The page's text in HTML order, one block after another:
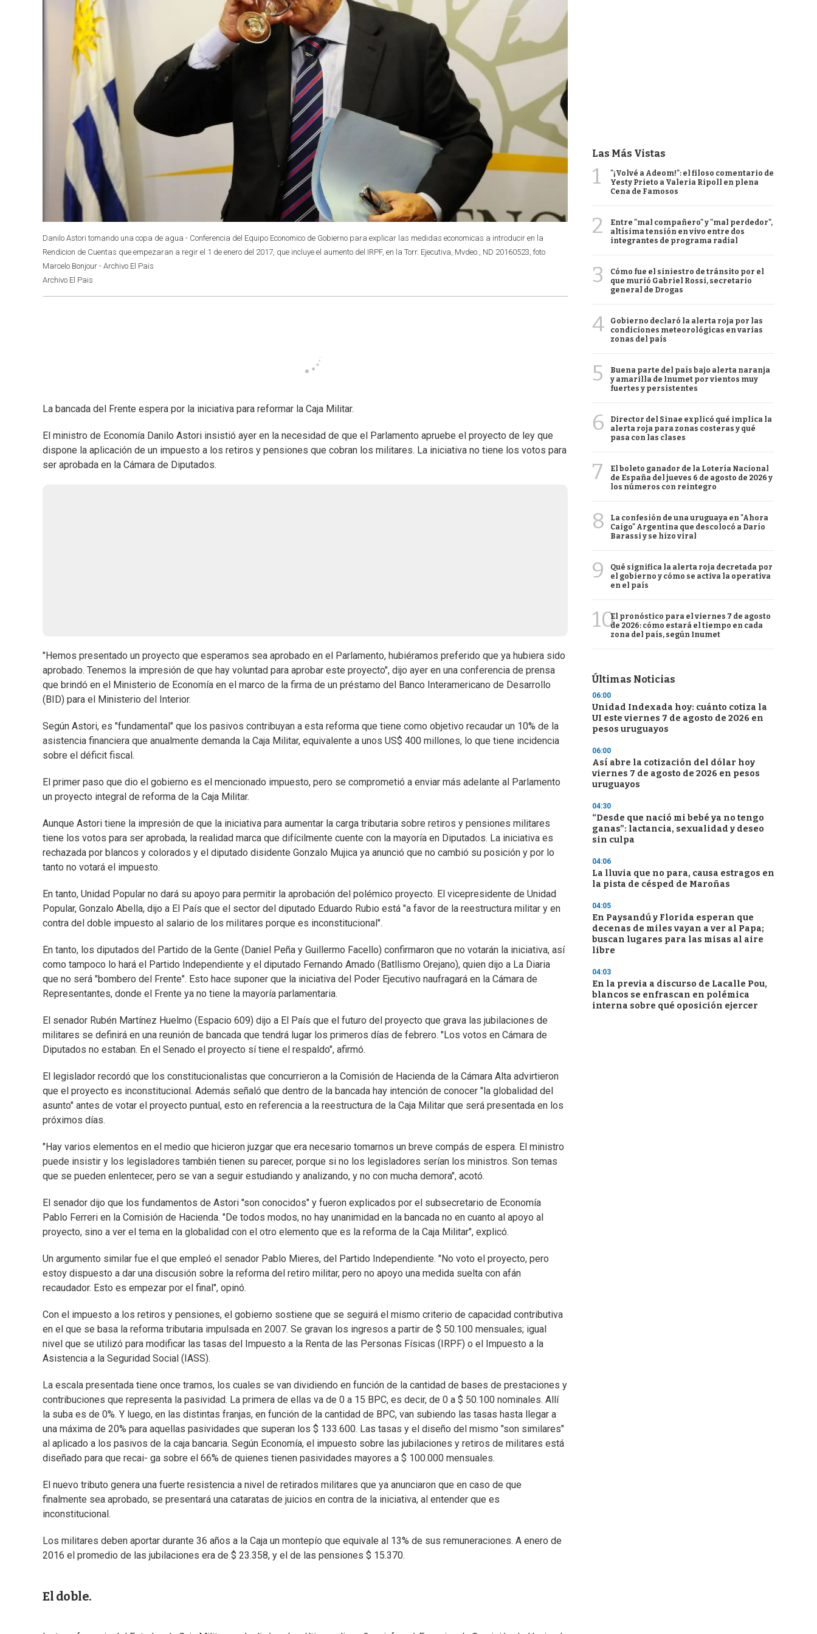
Danilo Astori tomando una copa de agua - Conferencia del Equipo Economico de Gobierno para explicar las medidas economicas a introducir en la
Rendicion de Cuentas que empezaran a regir el 1 de enero del 2017, que incluye el aumento del IRPF, en la Torr. Ejecutiva, Mvdeo., ND 20160523, foto
Marcelo Bonjour - Archivo El Pais
Archivo El Pais
La bancada del Frente espera por la iniciativa para reformar la Caja Militar.
El ministro de Economía Danilo Astori insistió ayer en la necesidad de que el Parlamento apruebe el proyecto de ley que
dispone la aplicación de un impuesto a los retiros y pensiones que cobran los militares. La iniciativa no tiene los votos para
ser aprobada en la Cámara de Diputados.
"Hemos presentado un proyecto que esperamos sea aprobado en el Parlamento, hubiéramos preferido que ya hubiera sido
aprobado. Tenemos la impresión de que hay voluntad para aprobar este proyecto", dijo ayer en una conferencia de prensa
que brindó en el Ministerio de Economía en el marco de la firma de un préstamo del Banco Interamericano de Desarrollo
(BID) para el Ministerio del Interior.
Según Astori, es "fundamental" que los pasivos contribuyan a esta reforma que tiene como objetivo recaudar un 10% de la
asistencia financiera que anualmente demanda la Caja Militar, equivalente a unos US$ 400 millones, lo que tiene incidencia
sobre el déficit fiscal.
El primer paso que dio el gobierno es el mencionado impuesto, pero se comprometió a enviar más adelante al Parlamento
un proyecto integral de reforma de la Caja Militar.
Aunque Astori tiene la impresión de que la iniciativa para aumentar la carga tributaria sobre retiros y pensiones militares
tiene los votos para ser aprobada, la realidad marca que difícilmente cuente con la mayoría en Diputados. La iniciativa es
rechazada por blancos y colorados y el diputado disidente Gonzalo Mujica ya anunció que no cambió su posición y por lo
tanto no votará el impuesto.
En tanto, Unidad Popular no dará su apoyo para permitir la aprobación del polémico proyecto. El vicepresidente de Unidad
Popular, Gonzalo Abella, dijo a El País que el sector del diputado Eduardo Rubio está "a favor de la reestructura militar y en
contra del doble impuesto al salario de los militares porque es inconstitucional".
En tanto, los diputados del Partido de la Gente (Daniel Peña y Guillermo Facello) confirmaron que no votarán la iniciativa, así
como tampoco lo hará el Partido Independiente y el diputado Fernando Amado (Batllismo Orejano), quien dijo a La Diaria
que no será "bombero del Frente". Esto hace suponer que la iniciativa del Poder Ejecutivo naufragará en la Cámara de
Representantes, donde el Frente ya no tiene la mayoría parlamentaria.
El senador Rubén Martínez Huelmo (Espacio 609) dijo a El País que el futuro del proyecto que grava las jubilaciones de
militares se definirá en una reunión de bancada que tendrá lugar los primeros días de febrero. "Los votos en Cámara de
Diputados no estaban. En el Senado el proyecto sí tiene el respaldo", afirmó.
El legislador recordó que los constitucionalistas que concurrieron a la Comisión de Hacienda de la Cámara Alta advirtieron
que el proyecto es inconstitucional. Además señaló que dentro de la bancada hay intención de conocer "la globalidad del
asunto" antes de votar el proyecto puntual, esto en referencia a la reestructura de la Caja Militar que será presentada en los
próximos días.
"Hay varios elementos en el medio que hicieron juzgar que era necesario tomarnos un breve compás de espera. El ministro
puede insistir y los legisladores también tienen su parecer, porque si no los legisladores serían los ministros. Son temas
que se pueden enlentecer, pero se van a seguir estudiando y analizando, y no con mucha demora", acotó.
El senador dijo que los fundamentos de Astori "son conocidos" y fueron explicados por el subsecretario de Economía
Pablo Ferreri en la Comisión de Hacienda. "De todos modos, no hay unanimidad en la bancada no en cuanto al apoyo al
proyecto, sino a ver el tema en la globalidad con el otro elemento que es la reforma de la Caja Militar", explicó.
Un argumento similar fue el que empleó el senador Pablo Mieres, del Partido Independiente. "No voto el proyecto, pero
estoy dispuesto a dar una discusión sobre la reforma del retiro militar, pero no apoyo una medida suelta con afán
recaudador. Esto es empezar por el final", opinó.
Con el impuesto a los retiros y pensiones, el gobierno sostiene que se seguirá el mismo criterio de capacidad contributiva
en el que se basa la reforma tributaria impulsada en 2007. Se gravan los ingresos a partir de $ 50.100 mensuales; igual
nivel que se utilizó para modificar las tasas del Impuesto a la Renta de las Personas Físicas (IRPF) o el Impuesto a la
Asistencia a la Seguridad Social (IASS).
La escala presentada tiene once tramos, los cuales se van dividiendo en función de la cantidad de bases de prestaciones y
contribuciones que representa la pasividad. La primera de ellas va de 0 a 15 BPC, es decir, de 0 a $ 50.100 nominales. Allí
la suba es de 0%. Y luego, en las distintas franjas, en función de la cantidad de BPC, van subiendo las tasas hasta llegar a
una máxima de 20% para aquellas pasividades que superan los $ 133.600. Las tasas y el diseño del mismo "son similares"
al aplicado a los pasivos de la caja bancaria. Según Economía, el impuesto sobre las jubilaciones y retiros de militares está
diseñado para que recai- ga sobre el 66% de quienes tienen pasividades mayores a $ 100.000 mensuales.
El nuevo tributo genera una fuerte resistencia a nivel de retirados militares que ya anunciaron que en caso de que
finalmente sea aprobado, se presentará una cataratas de juicios en contra de la iniciativa, al entender que es
inconstitucional.
Los militares deben aportar durante 36 años a la Caja un montepío que equivale al 13% de sus remuneraciones. A enero de
2016 el promedio de las jubilaciones era de $ 23.358, y el de las pensiones $ 15.370.
El doble.
Las Más Vistas
1
"¡Volvé a Adeom!": el filoso comentario de
Yesty Prieto a Valeria Ripoll en plena
Cena de Famosos
2
Entre "mal compañero" y "mal perdedor",
altísima tensión en vivo entre dos
integrantes de programa radial
3
Cómo fue el siniestro de tránsito por el
que murió Gabriel Rossi, secretario
general de Drogas
4
Gobierno declaró la alerta roja por las
condiciones meteorológicas en varias
zonas del país
5
Buena parte del país bajo alerta naranja
y amarilla de Inumet por vientos muy
fuertes y persistentes
6
Director del Sinae explicó qué implica la
alerta roja para zonas costeras y qué
pasa con las clases
7
El boleto ganador de la Lotería Nacional
de España del jueves 6 de agosto de 2026 y
los números con reintegro
8
La confesión de una uruguaya en "Ahora
Caigo" Argentina que descolocó a Darío
Barassi y se hizo viral
9
Qué significa la alerta roja decretada por
el gobierno y cómo se activa la operativa
en el país
10El pronóstico para el viernes 7 de agosto
de 2026: cómo estará el tiempo en cada
zona del país, según Inumet
Últimas Noticias
06:00
Unidad Indexada hoy: cuánto cotiza la
UI este viernes 7 de agosto de 2026 en
pesos uruguayos
06:00
Así abre la cotización del dólar hoy
viernes 7 de agosto de 2026 en pesos
uruguayos
04:30
“Desde que nació mi bebé ya no tengo
ganas”: lactancia, sexualidad y deseo
sin culpa
04:06
La lluvia que no para, causa estragos en
la pista de césped de Maroñas
04:05
En Paysandú y Florida esperan que
decenas de miles vayan a ver al Papa;
buscan lugares para las misas al aire
libre
04:03
En la previa a discurso de Lacalle Pou,
blancos se enfrascan en polémica
interna sobre qué oposición ejercer